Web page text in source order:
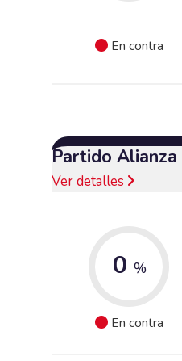
En contra
Partido Alianza
Ver detalles
0 %
En contra